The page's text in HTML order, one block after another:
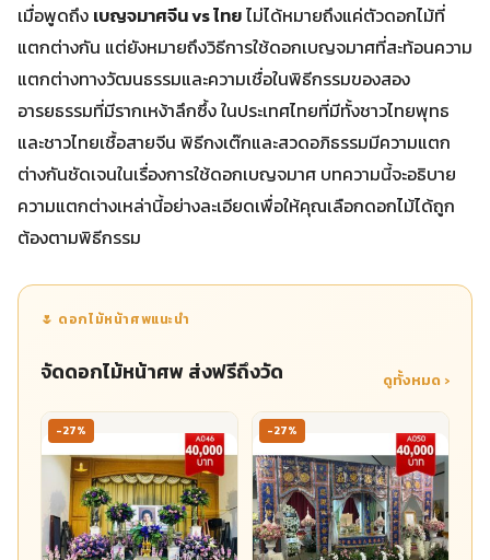
เมื่อพูดถึง เบญจมาศจีน vs ไทยไม่ได้หมายถึงแค่ตัวดอกไม้ที่
แตกต่างกัน แต่ยังหมายถึงวิธีการใช้ดอกเบญจมาศที่สะท้อนความ
แตกต่างทางวัฒนธรรมและความเชื่อในพิธีกรรมของสอง
อารยธรรมที่มีรากเหง้าลึกซึ้ง ในประเทศไทยที่มีทั้งชาวไทยพุทธ
และชาวไทยเชื้อสายจีน พิธีกงเต๊กและสวดอภิธรรมมีความแตก
ต่างกันชัดเจนในเรื่องการใช้ดอกเบญจมาศ บทความนี้จะอธิบาย
ความแตกต่างเหล่านี้อย่างละเอียดเพื่อให้คุณเลือกดอกไม้ได้ถูก
ต้องตามพิธีกรรม
🌷 ดอกไม้หน้าศพแนะนำ
จัดดอกไม้หน้าศพ ส่งฟรีถึงวัด ดูทั้งหมด ›
-27% -27%